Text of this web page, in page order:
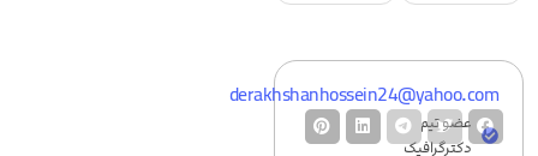
derakhshanhossein24@yahoo.com
عضو تیم
دکترگرافیک